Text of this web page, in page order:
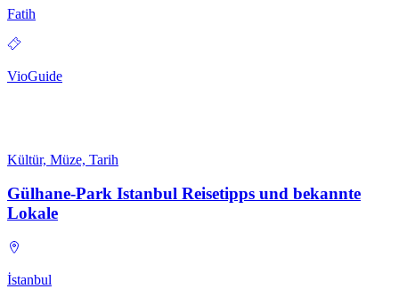
Fatih
VioGuide
Kültür, Müze, Tarih
Gülhane-Park Istanbul Reisetipps und bekannte
Lokale
İstanbul